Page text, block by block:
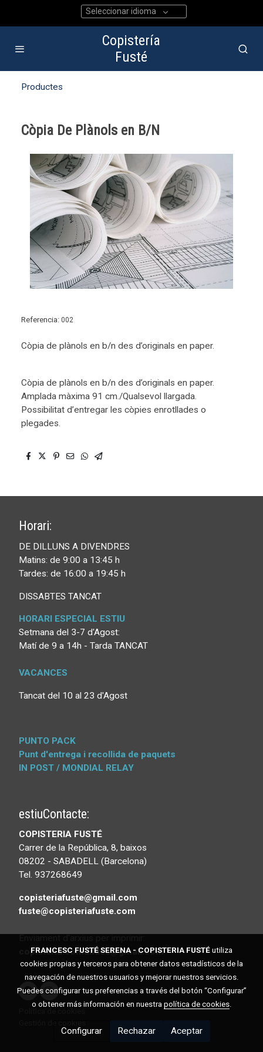
Seleccionar idioma
Copistería
Fusté
Productes
Còpia De Plànols en B/N
Referencia: 002
Còpia de plànols en b/n des d’originals en paper.
Còpia de plànols en b/n des d’originals en paper.
Amplada màxima 91 cm./Qualsevol llargada.
Possibilitat d’entregar les còpies enrotllades o
plegades.
Horari:
DE DILLUNS A DIVENDRES
Matins: de 9:00 a 13:45 h
Tardes: de 16:00 a 19:45 h
DISSABTES TANCAT
HORARI ESPECIAL ESTIU
Setmana del 3-7 d'Agost:
Matí de 9 a 14h - Tarda TANCAT
VACANCES
Tancat del 10 al 23 d'Agost
PUNTO PACK
Punt d'entrega i recollida de paquets
IN POST / MONDIAL RELAY
estiuContacte:
COPISTERIA FUSTÉ
Carrer de la República, 8, baixos
08202 - SABADELL (Barcelona)
Tel. 937268649
copisteriafuste@gmail.com
fuste@copisteriafuste.com
copisteria.comandes@gmail.com
FRANCESC FUSTÉ SERENA - COPISTERIA FUSTÉutiliza
cookies propias y terceros para obtener datos estadísticos de la
navegación de nuestros usuarios y mejorar nuestros servicios.
Puedes configurar tus preferencias a través del botón “Configurar”
o obtener más información en nuestra política de cookies.
Configurar Rechazar Aceptar